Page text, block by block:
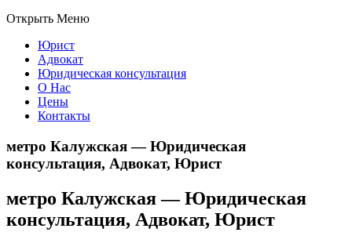
Открыть Меню
Юрист
Адвокат
Юридическая консультация
О Нас
Цены
Контакты
метро Калужская — Юридическая
консультация, Адвокат, Юрист
метро Калужская — Юридическая
консультация, Адвокат, Юрист